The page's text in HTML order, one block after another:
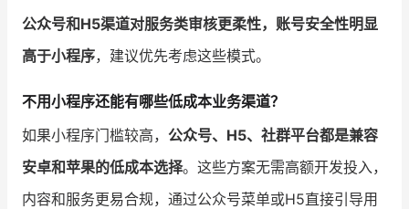
公众号和H5渠道对服务类审核更柔性，账号安全性明显
高于小程序，建议优先考虑这些模式。
不用小程序还能有哪些低成本业务渠道？
如果小程序门槛较高， 公众号、H5、社群平台都是兼容
安卓和苹果的低成本选择。这些方案无需高额开发投入，
内容和服务更易合规，通过公众号菜单或H5直接引导用